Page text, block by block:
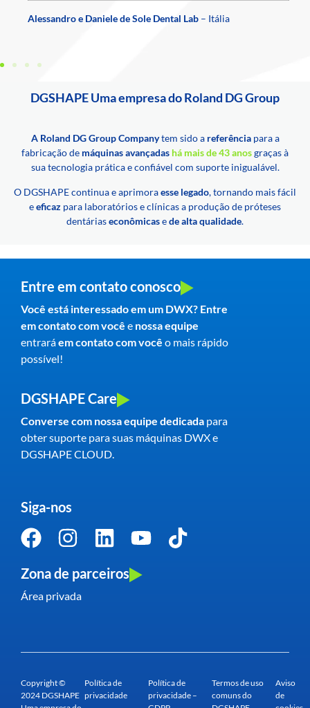
Alessandro e Daniele de Sole Dental Lab – Itália
DGSHAPE Uma empresa do Roland DG Group
A Roland DG Group Companytem sido a referênciapara a
fabricação de máquinas avançadas há mais de 43 anosgraças à
sua tecnologia prática e confiável com suporte inigualável.
O DGSHAPE continua e aprimoraesse legado, tornando mais fácil
eeficaz para laboratórios e clínicas a produção de próteses
dentáriaseconômicasede alta qualidade.
Entre em contato conosco
Você está interessado em um DWX? Entre
em contato com você e nossa equipe
entraráem contato com você o mais rápido
possível!
DGSHAPE Care
Converse com nossa equipe dedicada para
obter suporte para suas máquinas DWX e
DGSHAPE CLOUD.
Siga-nos
Zona de parceiros
Área privada
Copyright ©
2024 DGSHAPE
Política de
privacidade
Política de
privacidade –
Termos de uso
comuns do
Aviso
de